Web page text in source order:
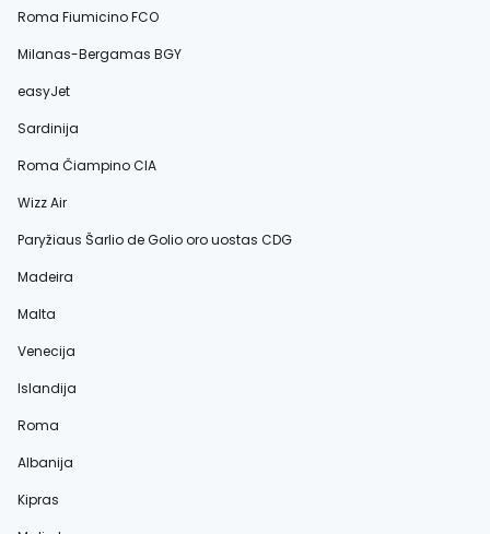
Roma Fiumicino FCO
Milanas-Bergamas BGY
easyJet
Sardinija
Roma Čiampino CIA
Wizz Air
Paryžiaus Šarlio de Golio oro uostas CDG
Madeira
Malta
Venecija
Islandija
Roma
Albanija
Kipras